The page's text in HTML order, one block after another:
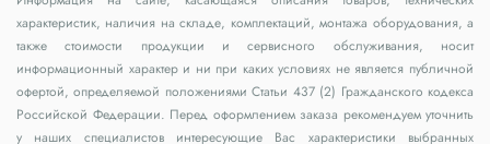
характеристик, наличия на складе, комплектаций, монтажа оборудования, а
также стоимости продукции и сервисного обслуживания, носит
информационный характер и ни при каких условиях не является публичной
офертой, определяемой положениями Статьи 437 (2) Гражданского кодекса
Российской Федерации. Перед оформлением заказа рекомендуем уточнить
у наших специалистов интересующие Вас характеристики выбранных